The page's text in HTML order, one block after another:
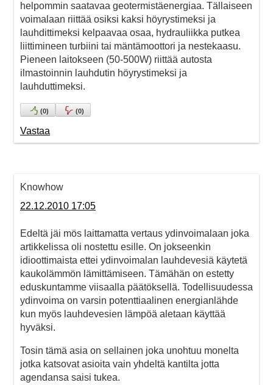
helpommin saatavaa geotermistäenergiaa. Tällaiseen
voimalaan riittää osiksi kaksi höyrystimeksi ja
lauhdittimeksi kelpaavaa osaa, hydrauliikka putkea
liittimineen turbiini tai mäntämoottori ja nestekaasu.
Pieneen laitokseen (50-500W) riittää autosta
ilmastoinnin lauhdutin höyrystimeksi ja
lauhduttimeksi.
(0) (0)
Vastaa
Knowhow
22.12.2010 17:05
Edeltä jäi mös laittamatta vertaus ydinvoimalaan joka
artikkelissa oli nostettu esille. On jokseenkin
idioottimaista ettei ydinvoimalan lauhdevesiä käytetä
kaukolämmön lämittämiseen. Tämähän on estetty
eduskuntamme viisaalla päätöksellä. Todellisuudessa
ydinvoima on varsin potenttiaalinen energianlähde
kun myös lauhdevesien lämpöä aletaan käyttää
hyväksi.
Tosin tämä asia on sellainen joka unohtuu monelta
jotka katsovat asioita vain yhdeltä kantilta jotta
agendansa saisi tukea.